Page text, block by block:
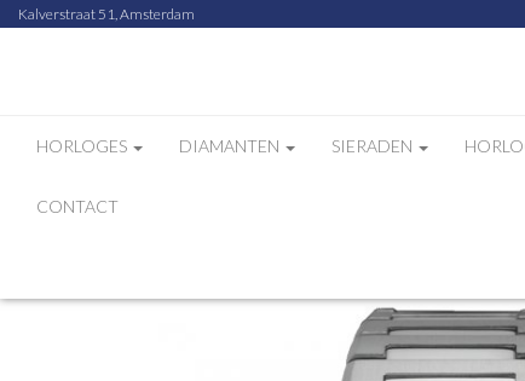
Kalverstraat 51, Amsterdam
HORLOGES DIAMANTEN SIERADEN
CONTACT